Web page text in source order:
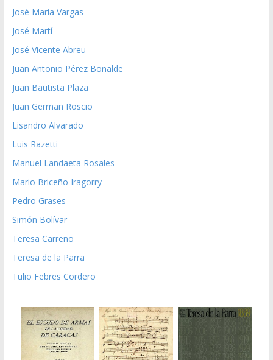
José María Vargas
José Martí
José Vicente Abreu
Juan Antonio Pérez Bonalde
Juan Bautista Plaza
Juan German Roscio
Lisandro Alvarado
Luis Razetti
Manuel Landaeta Rosales
Mario Briceño Iragorry
Pedro Grases
Simón Bolívar
Teresa Carreño
Teresa de la Parra
Tulio Febres Cordero